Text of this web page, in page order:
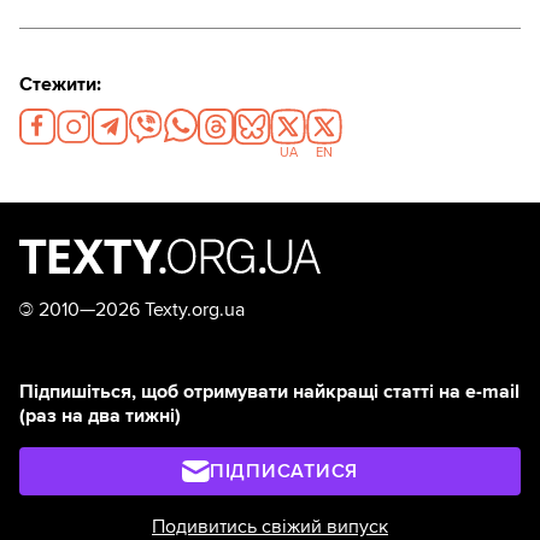
Стежити:
UA EN
© 2010—2026 Texty.org.ua
Підпишіться, щоб отримувати найкращі статті на e-mail
(раз на два тижні)
ПІДПИСАТИСЯ
Подивитись свіжий випуск